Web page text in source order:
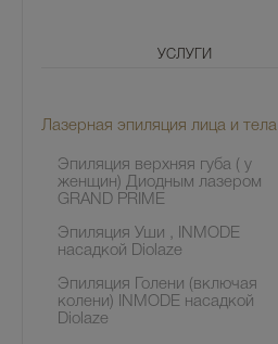
УСЛУГИ
Лазерная эпиляция лица и тела
Эпиляция верхняя губа ( у
женщин) Диодным лазером
GRAND PRIME
Эпиляция Уши , INMODE
насадкой Diolaze
Эпиляция Голени (включая
колени) INMODE насадкой
Diolaze